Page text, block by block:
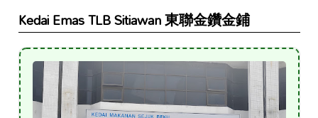
Kedai Emas TLB Sitiawan 東聯金鑽金鋪